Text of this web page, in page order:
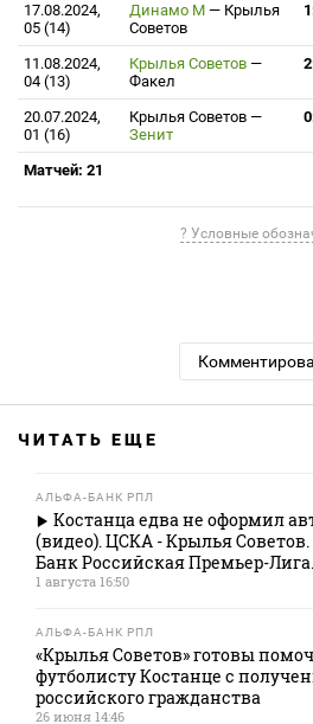
17.08.2024,
05 (14)
Динамо М — Крылья
Советов
11.08.2024,
04 (13)
Крылья Советов —
Факел
20.07.2024,
01 (16)
Крылья Советов —
Зенит
Матчей: 21
? Условные
ЧИТАТЬ ЕЩЕ
АЛЬФА-БАНК РПЛ
Костанца едва не оформил
(видео). ЦСКА - Крылья
Банк Российская Премьер-
1 августа 16:50
АЛЬФА-БАНК РПЛ
«Крылья Советов» готовы
футболисту Костанце с
российского гражданства
26 июня 14:46